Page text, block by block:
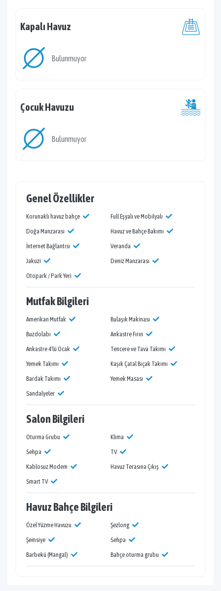
Kapalı Havuz
Bulunmuyor
Çocuk Havuzu
Bulunmuyor
Genel Özellikler
Korunaklı havuz bahçe
Full Eşyalı ve Mobilyalı
Doğa Manzarası
Havuz ve Bahçe Bakımı
İnternet Bağlantısı
Veranda
Jakuzi
Deniz Manzarası
Otopark / Park Yeri
Mutfak Bilgileri
Amerikan Mutfak
Bulaşık Makinası
Buzdolabı
Ankastre Fırın
Ankastre 4'lü Ocak
Tencere ve Tava Takımı
Yemek Takımı
Kaşık Çatal Bıçak Takımı
Bardak Takımı
Yemek Masası
Sandalyeler
Salon Bilgileri
Oturma Grubu
Klima
Sehpa
TV
Kablosuz Modem
Havuz Terasına Çıkış
Smart TV
Havuz Bahçe Bilgileri
Özel Yüzme Havuzu
Şezlong
Şemsiye
Sehpa
Barbekü (Mangal)
Bahçe oturma grubu